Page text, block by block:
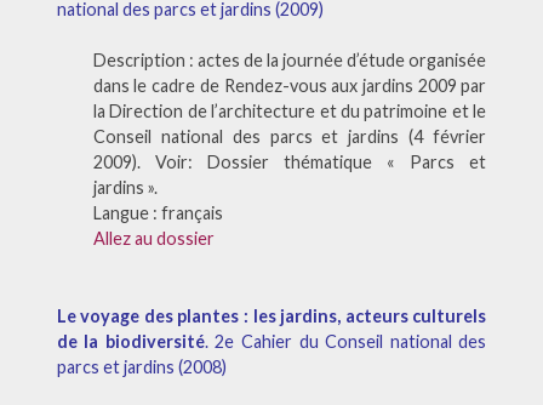
national des parcs et jardins (2009)
Description : actes de la journée d’étude organisée
dans le cadre de Rendez-vous aux jardins 2009 par
la Direction de l’architecture et du patrimoine et le
Conseil national des parcs et jardins (4 février
2009). Voir: Dossier thématique « Parcs et
jardins ».
Langue : français
Allez au dossier
Le voyage des plantes : les jardins, acteurs culturels
de la biodiversité. 2e Cahier du Conseil national des
parcs et jardins (2008)